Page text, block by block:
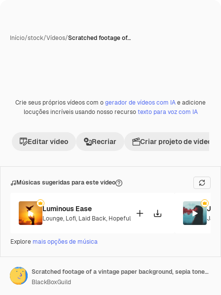
Início/stock/Vídeos/Scratched footage of…
Premium
Crie seus próprios vídeos com ogerador de vídeos com IAe adicione
locuções incríveis usando nosso recursotexto para voz com IA
Editar vídeo Recriar Criar projeto de vídeo
Músicas sugeridas para este vídeo
Luminous Ease
Lounge, Lofi, Laid Back, Hopeful Jazz
Explore mais opções de música
Scratched footage of a vintage paper background, sepia toned, flickering brown paper for vintage themes
BlackBoxGuild